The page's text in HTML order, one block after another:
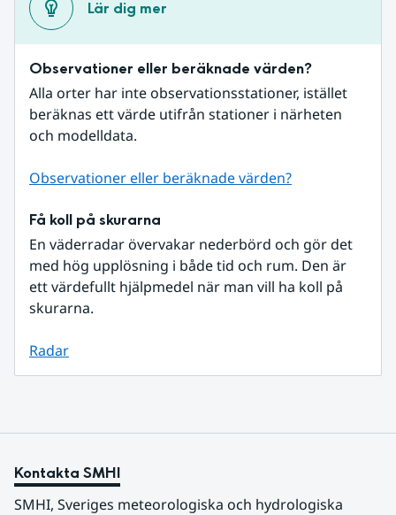
Lär dig mer
Observationer eller beräknade värden?
Alla orter har inte observationsstationer, istället
beräknas ett värde utifrån stationer i närheten
och modelldata.
Observationer eller beräknade värden?
Få koll på skurarna
En väderradar övervakar nederbörd och gör det
med hög upplösning i både tid och rum. Den är
ett värdefullt hjälpmedel när man vill ha koll på
skurarna.
Radar
Kontakta SMHI
SMHI, Sveriges meteorologiska och hydrologiska